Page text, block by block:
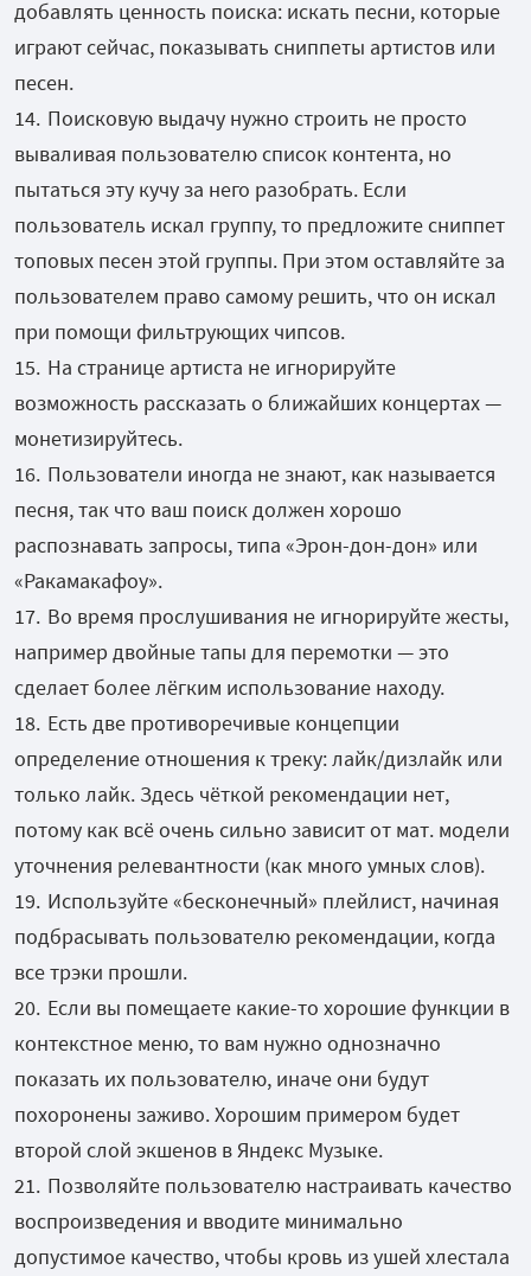
добавлять ценность поиска: искать песни, которые
играют сейчас, показывать сниппеты артистов или
песен.
Поисковую выдачу нужно строить не просто
вываливая пользователю список контента, но
пытаться эту кучу за него разобрать. Если
пользователь искал группу, то предложите сниппет
топовых песен этой группы. При этом оставляйте за
пользователем право самому решить, что он искал
при помощи фильтрующих чипсов.
На странице артиста не игнорируйте
возможность рассказать о ближайших концертах —
монетизируйтесь.
Пользователи иногда не знают, как называется
песня, так что ваш поиск должен хорошо
распознавать запросы, типа «Эрон-дон-дон» или
«Ракамакафоу».
Во время прослушивания не игнорируйте жесты,
например двойные тапы для перемотки — это
сделает более лёгким использование находу.
Есть две противоречивые концепции
определение отношения к треку: лайк/дизлайк или
только лайк. Здесь чёткой рекомендации нет,
потому как всё очень сильно зависит от мат. модели
уточнения релевантности (как много умных слов).
Используйте «бесконечный» плейлист, начиная
подбрасывать пользователю рекомендации, когда
все трэки прошли.
Если вы помещаете какие-то хорошие функции в
контекстное меню, то вам нужно однозначно
показать их пользователю, иначе они будут
похоронены заживо. Хорошим примером будет
второй слой экшенов в Яндекс Музыке.
Позволяйте пользователю настраивать качество
воспроизведения и вводите минимально
допустимое качество, чтобы кровь из ушей хлестала